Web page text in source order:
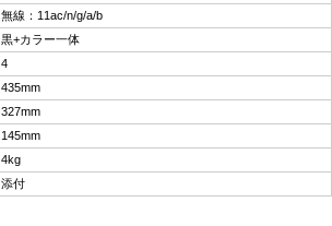
無線：11ac/n/g/a/b
黒+カラー一体
4
435mm
327mm
145mm
4kg
添付